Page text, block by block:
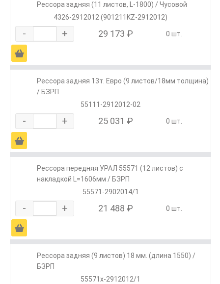
Рессора задняя (11 листов, L-1800) / Чусовой
4326-2912012 (901211KZ-2912012)
- + 29 173 ₽ 0 шт.
Ä
Рессора задняя 13т. Евро (9 листов/18мм толщина)
/ БЗРП
55111-2912012-02
- + 25 031 ₽ 0 шт.
Ä
Рессора передняя УРАЛ 55571 (12 листов) с
накладкой L=1606мм / БЗРП
55571-2902014/1
- + 21 488 ₽ 0 шт.
Ä
Рессора задняя (9 листов) 18 мм. (длина 1550) /
БЗРП
55571х-2912012/1